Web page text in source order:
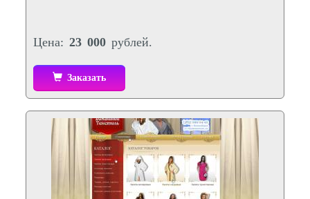
Цена: 23 000 рублей.
Заказать